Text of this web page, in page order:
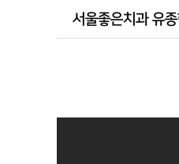
서울좋은치과 유